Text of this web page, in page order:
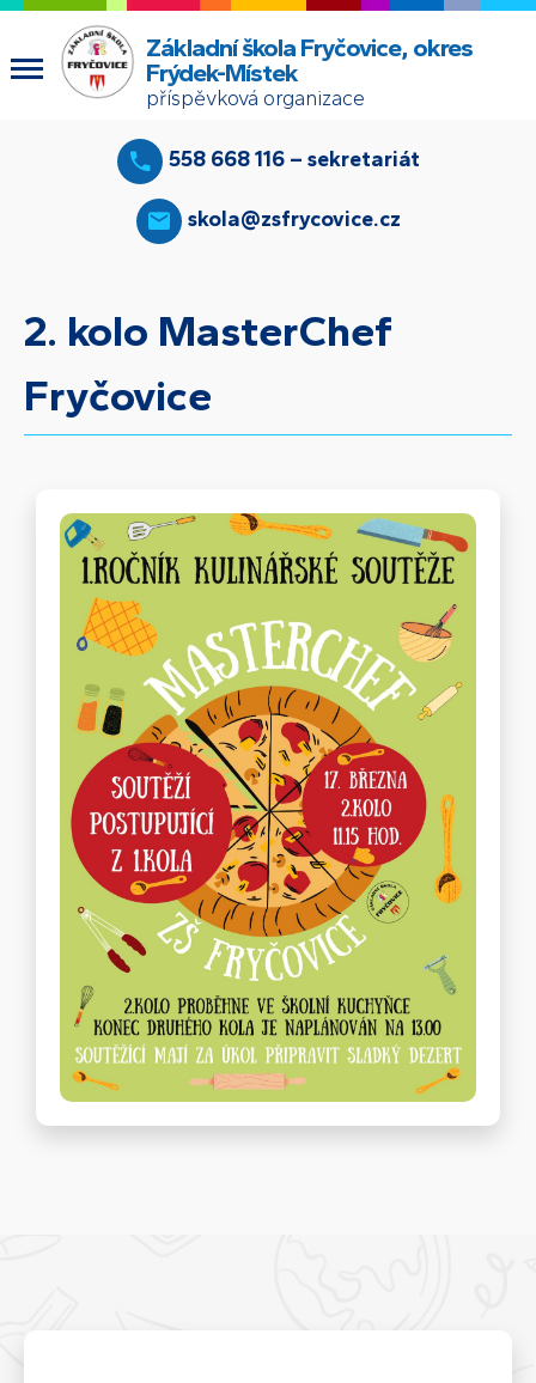
Základní škola Fryčovice, okres
Frýdek-Místek
příspěvková organizace
558 668 116 – sekretariát
skola@zsfrycovice.cz
2. kolo MasterChef
Fryčovice